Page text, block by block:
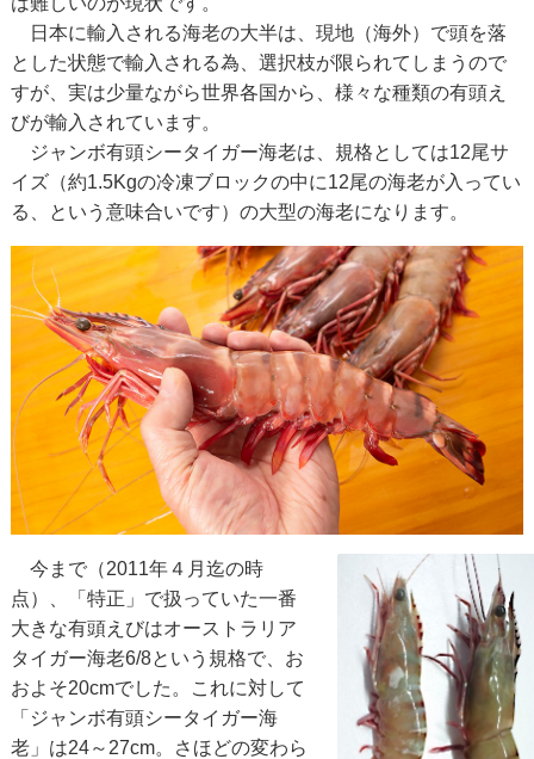
日本に輸入される海老の大半は、現地（海外）で頭を落
とした状態で輸入される為、選択枝が限られてしまうので
すが、実は少量ながら世界各国から、様々な種類の有頭え
びが輸入されています。
ジャンボ有頭シータイガー海老は、規格としては12尾サ
イズ（約1.5Kgの冷凍ブロックの中に12尾の海老が入ってい
る、という意味合いです）の大型の海老になります。
今まで（2011年４月迄の時
点）、「特正」で扱っていた一番
大きな有頭えびはオーストラリア
タイガー海老6/8という規格で、お
およそ20cmでした。これに対して
「ジャンボ有頭シータイガー海
老」は24～27cm。さほどの変わら